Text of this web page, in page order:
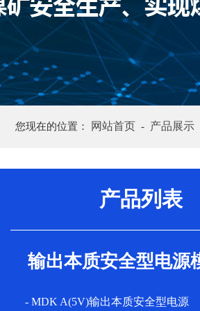
您现在的位置： 网站首页 - 产品展示
产品列表
输出本质安全型电源
- MDK A(5V)输出本质安全型电源